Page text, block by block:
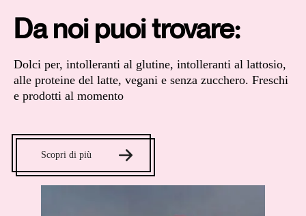
Da noi puoi trovare:
Dolci per, intolleranti al glutine, intolleranti al lattosio,
alle proteine del latte, vegani e senza zucchero. Freschi
e prodotti al momento
Scopri di più